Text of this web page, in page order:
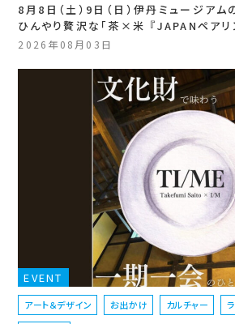
8月8日（土）9日（日）伊丹ミュージアム
ひんやり贅沢な「茶×米 『JAPANペアリ
2026年08月03日
EVENT
アート＆デザイン お出かけ カルチャー